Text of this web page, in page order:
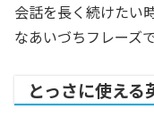
会話を長く続けたい
なあいづちフレーズで
とっさに使え